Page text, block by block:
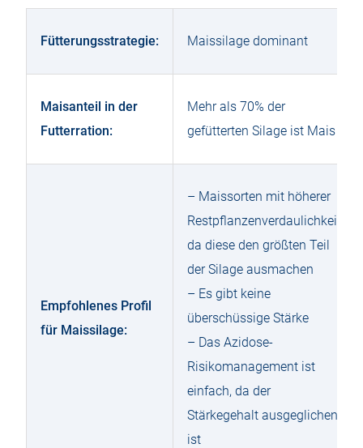
Fütterungsstrategie: Maissilage dominant
Maisanteil in der
Futterration:
Mehr als 70% der
gefütterten Silage ist Mais
Empfohlenes Profil
für Maissilage:
– Maissorten mit höherer
Restpflanzenverdaulichkeit,
da diese den größten Teil
der Silage ausmachen
– Es gibt keine
überschüssige Stärke
– Das Azidose-
Risikomanagement ist
einfach, da der
Stärkegehalt ausgeglichen
ist